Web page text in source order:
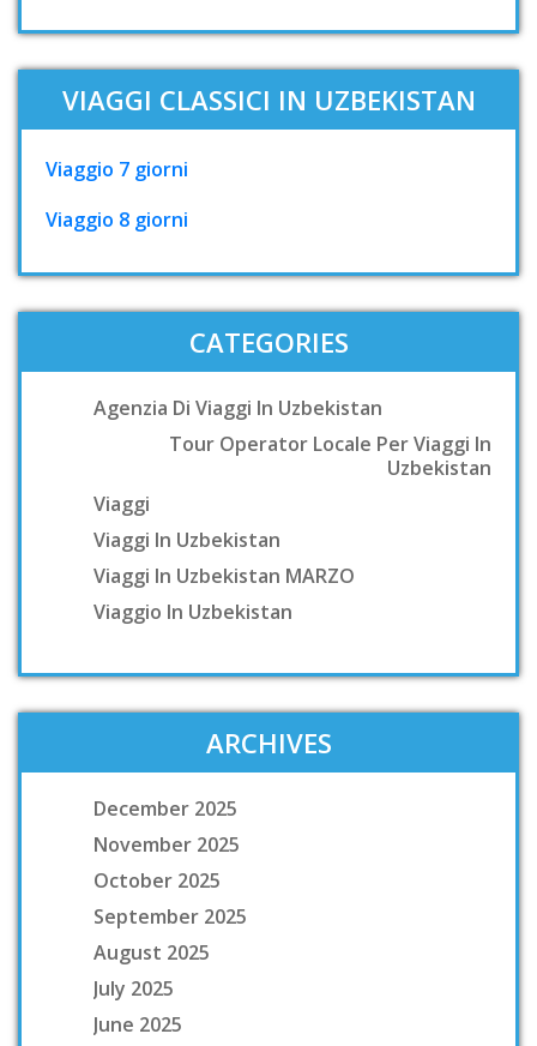
VIAGGI CLASSICI IN UZBEKISTAN
Viaggio 7 giorni
Viaggio 8 giorni
CATEGORIES
Agenzia Di Viaggi In Uzbekistan
Tour Operator Locale Per Viaggi In
Uzbekistan
Viaggi
Viaggi In Uzbekistan
Viaggi In Uzbekistan MARZO
Viaggio In Uzbekistan
ARCHIVES
December 2025
November 2025
October 2025
September 2025
August 2025
July 2025
June 2025